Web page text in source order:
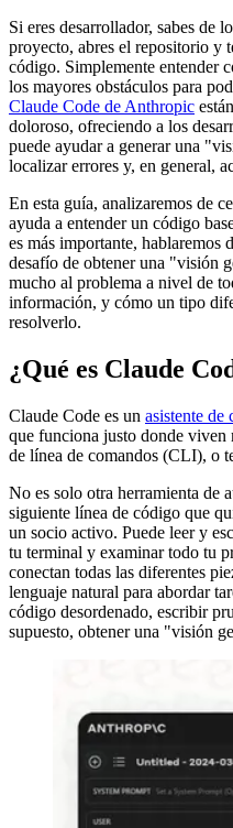
Si eres desarrollador, sabes de
proyecto, abres el repositorio y
código. Simplemente entender
los mayores obstáculos para
Claude Code de Anthropic
doloroso, ofreciendo a los
puede ayudar a generar una
localizar errores y, en general,
En esta guía, analizaremos de
ayuda a entender un código
es más importante, hablaremos
desafío de obtener una "visión
mucho al problema a nivel de
información, y cómo un tipo
resolverlo.
¿Qué es Claude
Claude Code es un asistente
que funciona justo donde viven
de línea de comandos (CLI), o
No es solo otra herramienta de
siguiente línea de código que
un socio activo. Puede leer y
tu terminal y examinar todo tu
conectan todas las diferentes
lenguaje natural para abordar
código desordenado, escribir
supuesto, obtener una "visión